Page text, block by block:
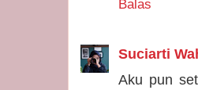
Balas
Suciarti
Aku pun